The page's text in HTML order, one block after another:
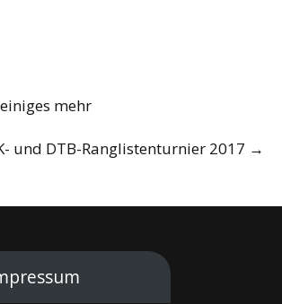
mehr
und DTB-Ranglistenturnier 2017 →